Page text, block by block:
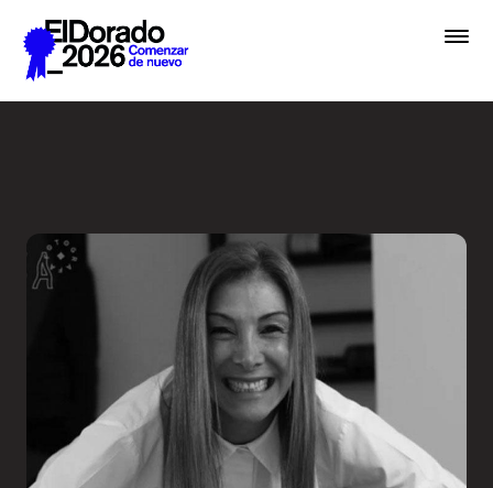
Saltar al contenido principal
Academias
Inscribir